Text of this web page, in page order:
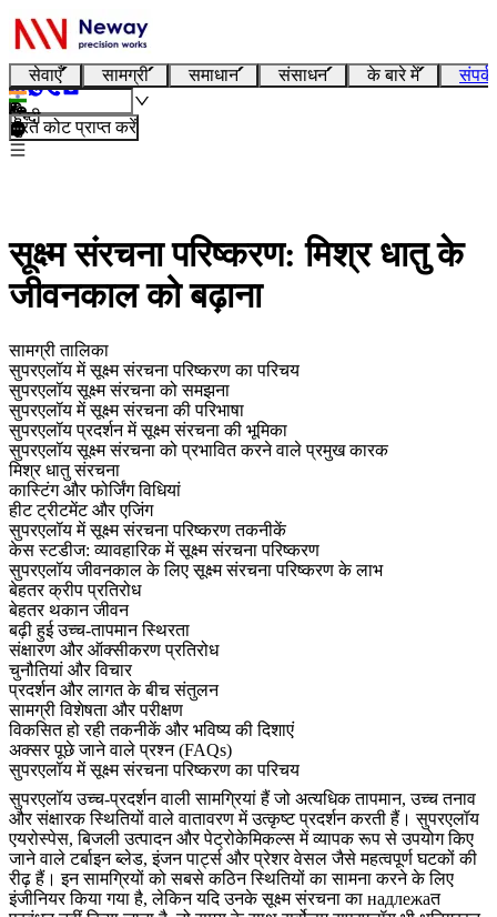
सेवाएँ सामग्री समाधान संसाधन के बारे में
हिन्दी
तुरंत कोट प्राप्त करें
सूक्ष्म संरचना परिष्करण: मिश्र धातु के
जीवनकाल को बढ़ाना
सामग्री तालिका
सुपरएलॉय में सूक्ष्म संरचना परिष्करण का परिचय
सुपरएलॉय सूक्ष्म संरचना को समझना
सुपरएलॉय में सूक्ष्म संरचना की परिभाषा
सुपरएलॉय प्रदर्शन में सूक्ष्म संरचना की भूमिका
सुपरएलॉय सूक्ष्म संरचना को प्रभावित करने वाले प्रमुख कारक
मिश्र धातु संरचना
कास्टिंग और फोर्जिंग विधियां
हीट ट्रीटमेंट और एजिंग
सुपरएलॉय में सूक्ष्म संरचना परिष्करण तकनीकें
केस स्टडीज: व्यावहारिक में सूक्ष्म संरचना परिष्करण
सुपरएलॉय जीवनकाल के लिए सूक्ष्म संरचना परिष्करण के लाभ
बेहतर क्रीप प्रतिरोध
बेहतर थकान जीवन
बढ़ी हुई उच्च-तापमान स्थिरता
संक्षारण और ऑक्सीकरण प्रतिरोध
चुनौतियां और विचार
प्रदर्शन और लागत के बीच संतुलन
सामग्री विशेषता और परीक्षण
विकसित हो रही तकनीकें और भविष्य की दिशाएं
अक्सर पूछे जाने वाले प्रश्न (FAQs)
सुपरएलॉय में सूक्ष्म संरचना परिष्करण का परिचय
सुपरएलॉय उच्च-प्रदर्शन वाली सामग्रियां हैं जो अत्यधिक तापमान, उच्च तनाव
और संक्षारक स्थितियों वाले वातावरण में उत्कृष्ट प्रदर्शन करती हैं। सुपरएलॉय
एयरोस्पेस, बिजली उत्पादन और पेट्रोकेमिकल्स में व्यापक रूप से उपयोग किए
जाने वाले टर्बाइन ब्लेड, इंजन पार्ट्स और प्रेशर वेसल जैसे महत्वपूर्ण घटकों की
रीढ़ हैं। इन सामग्रियों को सबसे कठिन स्थितियों का सामना करने के लिए
इंजीनियर किया गया है, लेकिन यदि उनके सूक्ष्म संरचना का надлежаत